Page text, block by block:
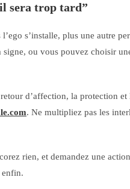
sera trop tard”
s’installe, plus une autre
signe, ou vous pouvez choisir
d’affection, la protection et
. Ne multipliez pas les
rien, et demandez une
enfin.